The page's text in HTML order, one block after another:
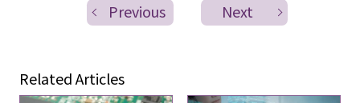
Previous Next
Related Articles